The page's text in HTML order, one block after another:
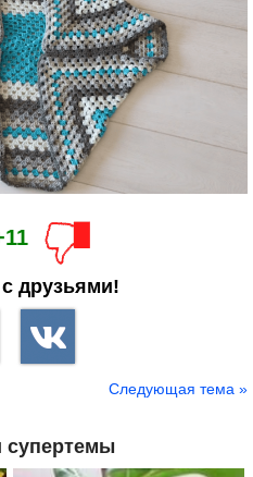
друзьями!
Следующая тема »
супертемы